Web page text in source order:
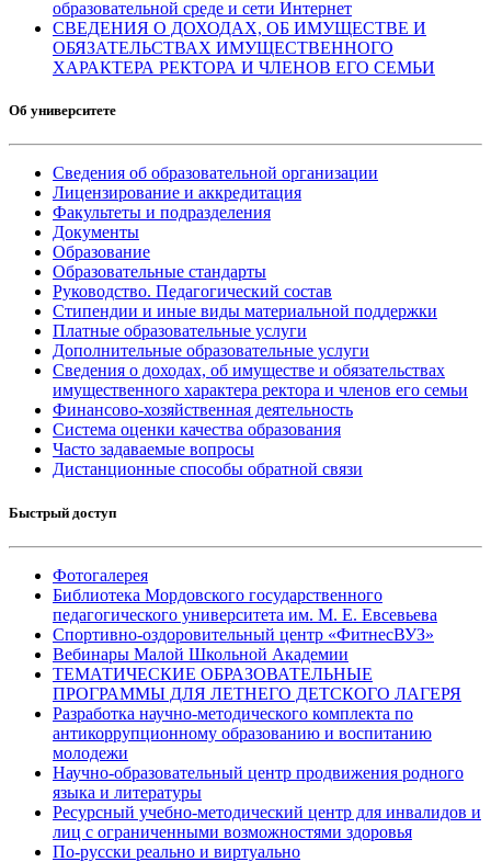
образовательной среде и сети Интернет
СВЕДЕНИЯ О ДОХОДАХ, ОБ ИМУЩЕСТВЕ И
ОБЯЗАТЕЛЬСТВАХ ИМУЩЕСТВЕННОГО
ХАРАКТЕРА РЕКТОРА И ЧЛЕНОВ ЕГО СЕМЬИ
Об университете
Сведения об образовательной организации
Лицензирование и аккредитация
Факультеты и подразделения
Документы
Образование
Образовательные стандарты
Руководство. Педагогический состав
Стипендии и иные виды материальной поддержки
Платные образовательные услуги
Дополнительные образовательные услуги
Сведения о доходах, об имуществе и обязательствах
имущественного характера ректора и членов его семьи
Финансово-хозяйственная деятельность
Система оценки качества образования
Часто задаваемые вопросы
Дистанционные способы обратной связи
Быстрый доступ
Фотогалерея
Библиотека Мордовского государственного
педагогического университета им. М. Е. Евсевьева
Спортивно-оздоровительный центр «ФитнесВУЗ»
Вебинары Малой Школьной Академии
ТЕМАТИЧЕСКИЕ ОБРАЗОВАТЕЛЬНЫЕ
ПРОГРАММЫ ДЛЯ ЛЕТНЕГО ДЕТСКОГО ЛАГЕРЯ
Разработка научно-методического комплекта по
антикоррупционному образованию и воспитанию
молодежи
Научно-образовательный центр продвижения родного
языка и литературы
Ресурсный учебно-методический центр для инвалидов и
лиц с ограниченными возможностями здоровья
По-русски реально и виртуально